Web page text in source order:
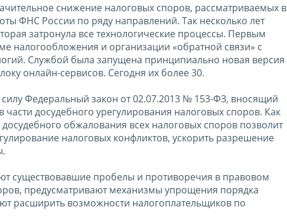
снижение налоговых споров, рассматриваемых в
ФНС России по ряду направлений. Так несколько лет
затронула все технологические процессы. Первым
налогообложения и организации «обратной связи» с
Службой была запущена принципиально новая версия
онлайн-сервисов. Сегодня их более 30.
силу Федеральный закон от 02.07.2013 № 153-ФЗ, вносящий
досудебного урегулирования налоговых споров. Как
досудебного обжалования всех налоговых споров позволит
налоговых конфликтов, ускорить разрешение
существовавшие пробелы и противоречия в правовом
предусматривают механизмы упрощения порядка
расширить возможности налогоплательщиков по